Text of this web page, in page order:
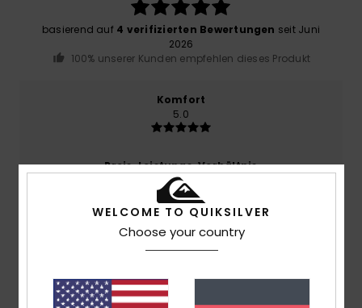
basierend auf 4 verifizierten Bewertungen seit Juni
2026
100% unserer Kunden empfehlen dieses Produkt
Komfort
5.0
Preis-Leistungs-Verhältnis
5.0
Größe
Material
Farbe
WELCOME TO QUIKSILVER
Choose your country